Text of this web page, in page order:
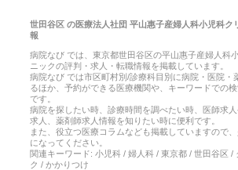
世田谷区の医療法人社団 平山惠子産婦人科小児科ク
報
病院なび では、 東京都世田谷区の平山惠子産婦人科
ニックの評判・求人・転職情報を掲載しています。
病院なび では市区町村別/診療科目別に病院・医院・
るほか、予約ができる医療機関や、キーワードでの
です。
病院を探したい時、診療時間を調べたい時、医師求
求人、薬剤師求人情報を知りたい時に便利です。
また、役立つ医療コラムなども掲載していますので
になってください。
関連キーワード: 小児科 / 婦人科 / 東京都 / 世田谷区 /
ク / かかりつけ